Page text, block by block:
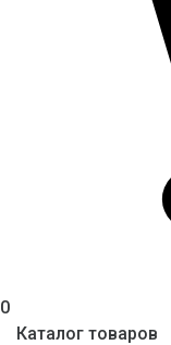
0
Каталог товаров